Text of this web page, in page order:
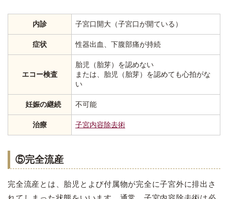
内診 子宮口開大（子宮口が開ている）
症状 性器出血、下腹部痛が持続
エコー検査
胎児（胎芽）を認めない
または、胎児（胎芽）を認めても心拍がな
い
妊娠の継続 不可能
治療 子宮内容除去術
⑤完全流産
完全流産とは、胎児とよび付属物が完全に子宮外に排出さ